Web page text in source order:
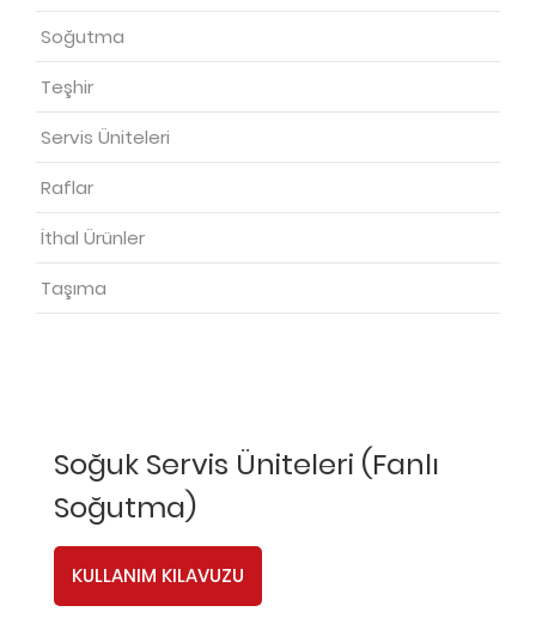
Soğutma
Teşhir
Servis Üniteleri
Raflar
İthal Ürünler
Taşıma
Soğuk Servis Üniteleri (Fanlı
Soğutma)
KULLANIM KILAVUZU